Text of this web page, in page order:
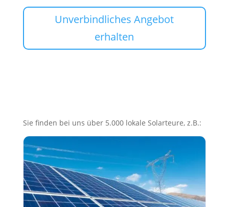
Unverbindliches Angebot
erhalten
Sie finden bei uns über 5.000 lokale Solarteure, z.B.: